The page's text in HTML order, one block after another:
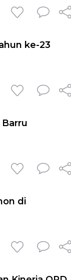
ke-23
di